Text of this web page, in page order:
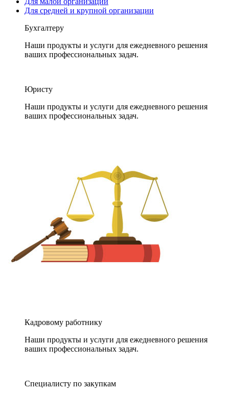
Для средней и крупной организации
Бухгалтеру
Наши продукты и услуги для ежедневного решения
ваших профессиональных задач.
Юристу
Наши продукты и услуги для ежедневного решения
ваших профессиональных задач.
Кадровому работнику
Наши продукты и услуги для ежедневного решения
ваших профессиональных задач.
Специалисту по закупкам